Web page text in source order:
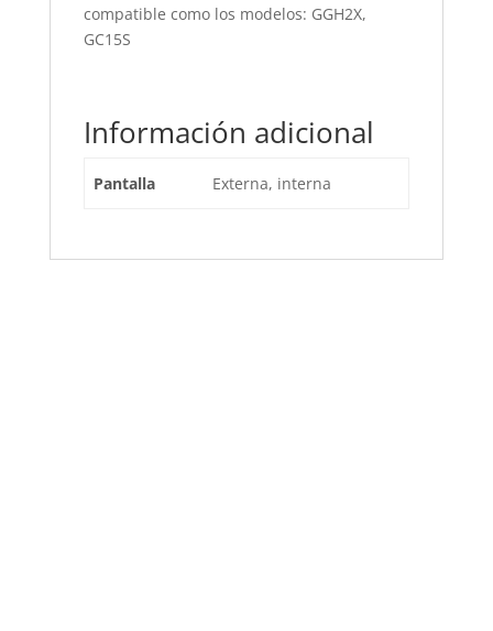
compatible como los modelos: GGH2X,
GC15S
Información adicional
Pantalla Externa, interna